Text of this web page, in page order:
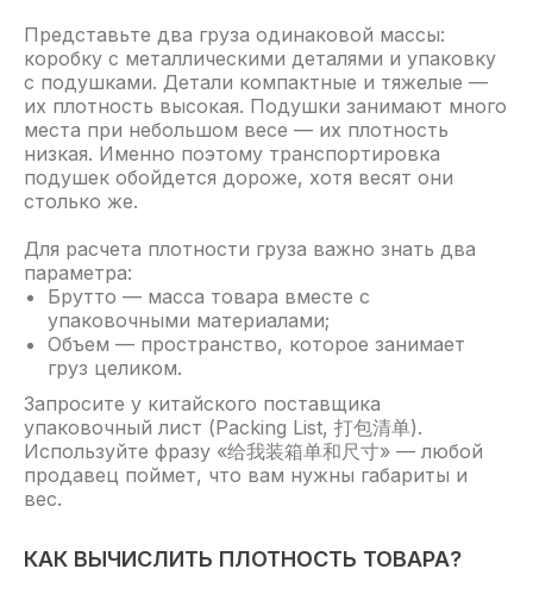
Представьте два груза одинаковой массы:
коробку с металлическими деталями и упаковку
с подушками. Детали компактные и тяжелые —
их плотность высокая. Подушки занимают много
места при небольшом весе — их плотность
низкая. Именно поэтому транспортировка
подушек обойдется дороже, хотя весят они
столько же.
Для расчета плотности груза важно знать два
параметра:
Брутто — масса товара вместе с
упаковочными материалами;
Объем — пространство, которое занимает
груз целиком.
Запросите у китайского поставщика
упаковочный лист (Packing List, 打包清单).
Используйте фразу «给我装箱单和尺寸» — любой
продавец поймет, что вам нужны габариты и
вес.
КАК ВЫЧИСЛИТЬ ПЛОТНОСТЬ ТОВАРА?